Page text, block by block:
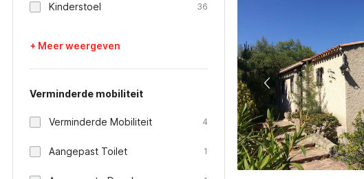
Kinderstoel 36
+ Meer weergeven
Verminderde mobiliteit
Verminderde Mobiliteit 4
Aangepast Toilet 1